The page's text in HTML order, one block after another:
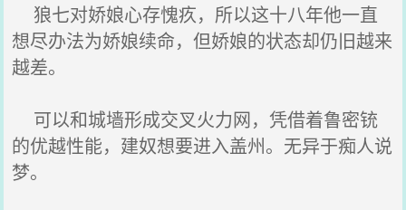
狼七对娇娘心存愧疚，所以这十八年他一直
想尽办法为娇娘续命，但娇娘的状态却仍旧越来
越差。
可以和城墙形成交叉火力网，凭借着鲁密铳
的优越性能，建奴想要进入盖州。无异于痴人说
梦。